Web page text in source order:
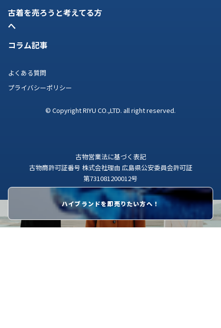
ハイブランドを即売りたい方へ！
古着を売ろうと考えてる方
へ
コラム記事
よくある質問
プライバシーポリシー
© Copyright RIYU CO.,LTD. all right reserved.
古物営業法に基づく表記
古物商許可証番号 株式会社理由 広島県公安委員会許可証
第731081200012号